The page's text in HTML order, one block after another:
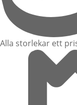
Alla storlekar ett